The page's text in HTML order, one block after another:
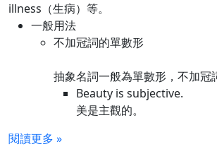
illness（生病）等。
一般用法
不加冠詞的單數形
抽象名詞一般為單數形，不加冠
Beauty is subjective.
美是主觀的。
閱讀更多 »